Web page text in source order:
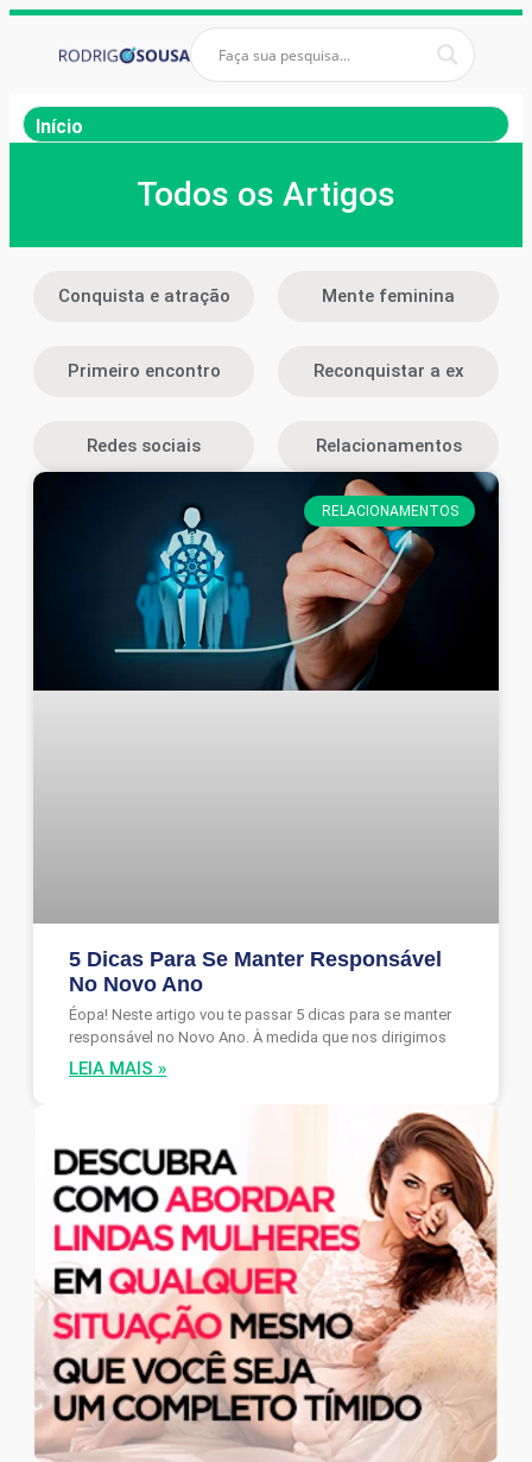
Início
Todos os Artigos
Conquista e atração Mente feminina
Primeiro encontro Reconquistar a ex
Redes sociais Relacionamentos
RELACIONAMENTOS
5 Dicas Para Se Manter Responsável
No Novo Ano
Éopa! Neste artigo vou te passar 5 dicas para se manter
responsável no Novo Ano. À medida que nos dirigimos
LEIA MAIS »